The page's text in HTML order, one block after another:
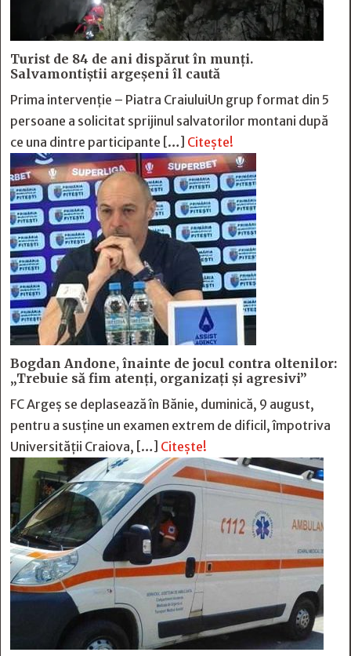
Turist de 84 de ani dispărut în munți.
Salvamontiștii argeșeni îl caută
Prima intervenție – Piatra CraiuluiUn grup format din 5
persoane a solicitat sprijinul salvatorilor montani după
ce una dintre participante […] Citește!
Bogdan Andone, înainte de jocul contra oltenilor:
„Trebuie să fim atenți, organizați și agresivi”
FC Argeș se deplasează în Bănie, duminică, 9 august,
pentru a susține un examen extrem de dificil, împotriva
Universității Craiova, […] Citește!